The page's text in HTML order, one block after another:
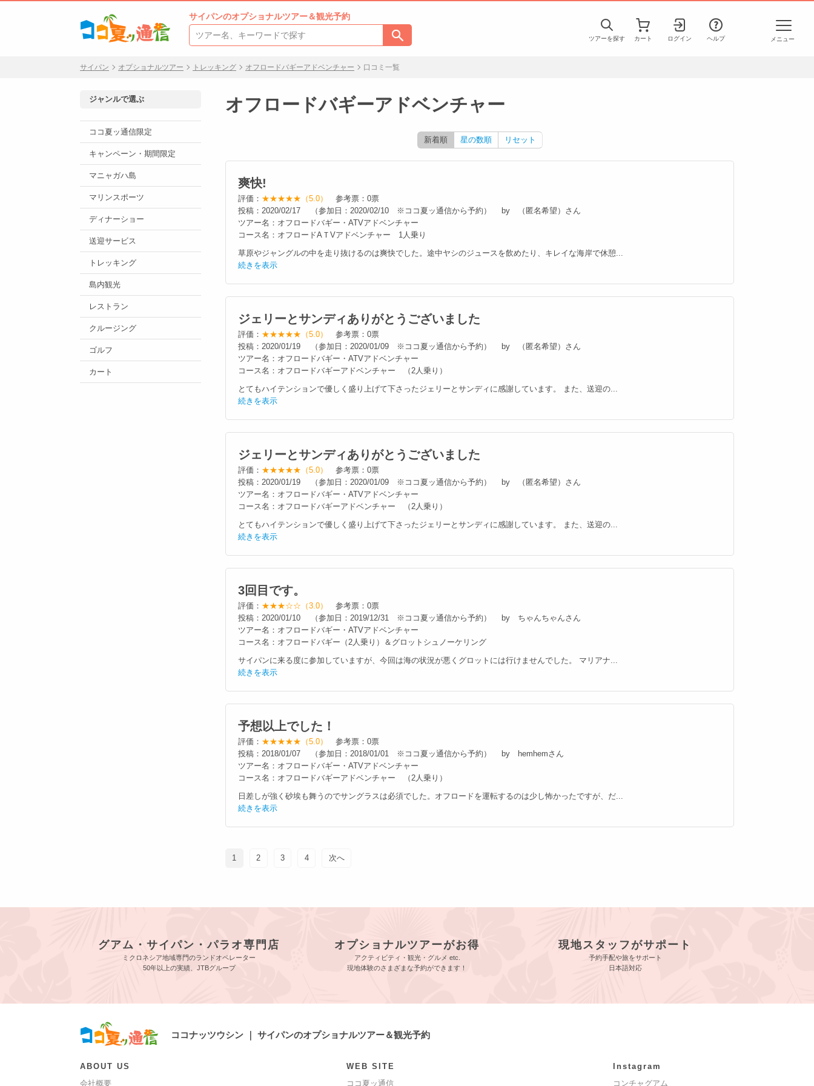
サイパンのオプショナルツアー＆観光予約
ツアーを探す カート ログイン ヘルプ
サイパン オプショナルツアー トレッキング オフロードバギーアドベンチャー 口コミ一覧
オフロードバギーアドベンチャー
新着順 星の数順 リセット
爽快!
評価： ★★★★★（5.0）
参考票：0票
投稿：2020/02/17 （参加日：2020/02/10 ※ココ夏ッ通信から予約） by （匿名希望）さん
ツアー名：オフロードバギー・ATVアドベンチャー
コース名：オフロードAＴVアドベンチャー 1人乗り
草原やジャングルの中を走り抜けるのは爽快でした。途中ヤシのジュースを飲めたり、キレイな海岸で休憩...
続きを表示
ジェリーとサンディありがとうございました
評価： ★★★★★（5.0）
参考票：0票
投稿：2020/01/19 （参加日：2020/01/09 ※ココ夏ッ通信から予約） by （匿名希望）さん
ツアー名：オフロードバギー・ATVアドベンチャー
コース名：オフロードバギーアドベンチャー （2人乗り）
とてもハイテンションで優しく盛り上げて下さったジェリーとサンディに感謝しています。 また、送迎の...
続きを表示
ジェリーとサンディありがとうございました
評価： ★★★★★（5.0）
参考票：0票
投稿：2020/01/19 （参加日：2020/01/09 ※ココ夏ッ通信から予約） by （匿名希望）さん
ツアー名：オフロードバギー・ATVアドベンチャー
コース名：オフロードバギーアドベンチャー （2人乗り）
とてもハイテンションで優しく盛り上げて下さったジェリーとサンディに感謝しています。 また、送迎の...
続きを表示
3回目です。
評価： ★★★☆☆（3.0）
参考票：0票
投稿：2020/01/10 （参加日：2019/12/31 ※ココ夏ッ通信から予約） by ちゃんちゃんさん
ツアー名：オフロードバギー・ATVアドベンチャー
コース名：オフロードバギー（2人乗り）＆グロットシュノーケリング
サイパンに来る度に参加していますが、今回は海の状況が悪くグロットには行けませんでした。 マリアナ...
続きを表示
予想以上でした！
評価： ★★★★★（5.0）
参考票：0票
投稿：2018/01/07 （参加日：2018/01/01 ※ココ夏ッ通信から予約） by hemhemさん
ツアー名：オフロードバギー・ATVアドベンチャー
コース名：オフロードバギーアドベンチャー （2人乗り）
日差しが強く砂埃も舞うのでサングラスは必須でした。オフロードを運転するのは少し怖かったですが、だ...
続きを表示
1 2 3 4 次へ
ジャンルで選ぶ
ココ夏ッ通信限定
キャンペーン・期間限定
マニャガハ島
マリンスポーツ
ディナーショー
送迎サービス
トレッキング
島内観光
レストラン
クルージング
ゴルフ
カート
グアム・サイパン・パラオ専門店
ミクロネシア地域専門のランドオペレーター
50年以上の実績、JTBグループ
オプショナルツアーがお得
アクティビティ・観光・グルメ etc.
現地体験のさまざまな予約ができます！
現地スタッフがサポート
予約手配や旅をサポート
日本語対応
ココナッツウシン ｜ サイパンのオプショナルツアー＆観光予約
ABOUT US
会社概要
WEB SITE
ココ夏ッ通信
Instagram
コンチャグアム
メニュー